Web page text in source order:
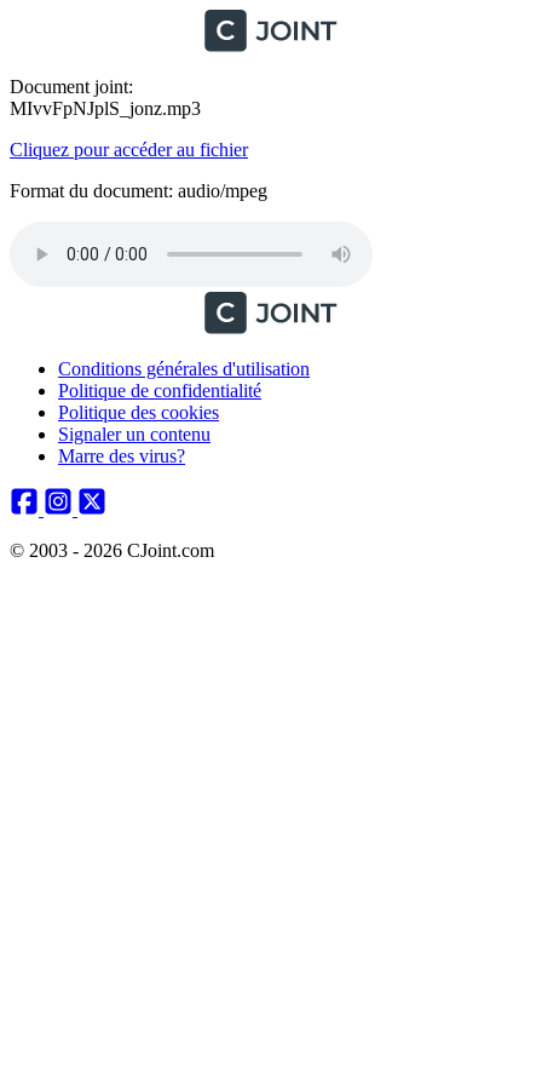
Document joint:
MIvvFpNJplS_jonz.mp3
Cliquez pour accéder au fichier
Format du document: audio/mpeg
Conditions générales d'utilisation
Politique de confidentialité
Politique des cookies
Signaler un contenu
Marre des virus?
© 2003 - 2026 CJoint.com